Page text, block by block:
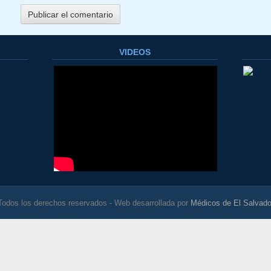
VIDEOS
los derechos reservados - Web desarrollada por Médicos de El